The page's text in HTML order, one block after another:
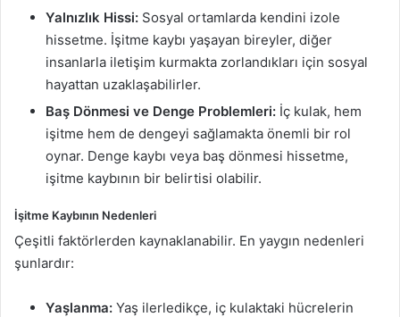
Yalnızlık Hissi: Sosyal ortamlarda kendini izole
hissetme. İşitme kaybı yaşayan bireyler, diğer
insanlarla iletişim kurmakta zorlandıkları için sosyal
hayattan uzaklaşabilirler.
Baş Dönmesi ve Denge Problemleri: İç kulak, hem
işitme hem de dengeyi sağlamakta önemli bir rol
oynar. Denge kaybı veya baş dönmesi hissetme,
işitme kaybının bir belirtisi olabilir.
İşitme Kaybının Nedenleri
Çeşitli faktörlerden kaynaklanabilir. En yaygın nedenleri
şunlardır:
Yaşlanma: Yaş ilerledikçe, iç kulaktaki hücrelerin